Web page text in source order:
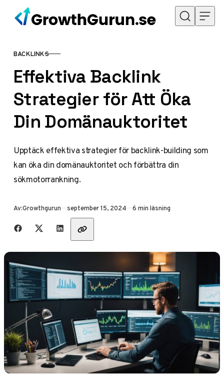
Hoppa till innehåll
KATEGORI
BACKLINKS
Effektiva Backlink
Strategier för Att Öka
Din Domänauktoritet
Upptäck effektiva strategier för backlink-building som
kan öka din domänauktoritet och förbättra din
sökmotorrankning.
Av:Growthgurun Publicerad
september 15, 2024 6 min läsning
Dela med vänner